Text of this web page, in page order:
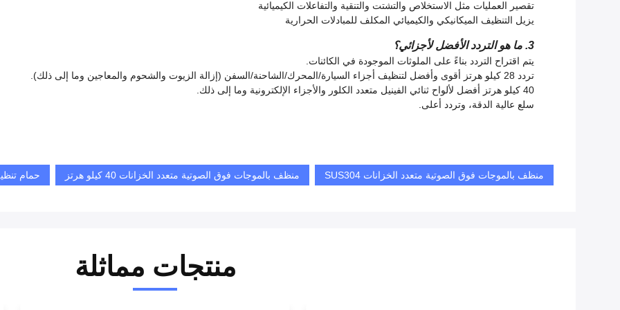
تقصير العمليات مثل الاستخلاص والتشتت والتنقية والتفاعلات الكيميائية
يزيل التنظيف الميكانيكي والكيميائي المكلف للمبادلات الحرارية
3. ما هو التردد الأفضل لأجزائي؟
يتم اقتراح التردد بناءً على الملوثات الموجودة في الكائنات.
تردد 28 كيلو هرتز أقوى وأفضل لتنظيف أجزاء السيارة/المحرك/الشاحنة/السفن (إزالة الزيوت والشحوم والمعاجين وما إلى ذلك).
40 كيلو هرتز أفضل لألواح ثنائي الفينيل متعدد الكلور والأجزاء الإلكترونية وما إلى ذلك.
سلع عالية الدقة، وتردد أعلى.
منظف ​​بالموجات فوق الصوتية متعدد الخزانات SUS304 منظف بالموجات فوق الصوتية متعدد الخزانات 40 كيلو هرتز حمام
منتجات مماثلة